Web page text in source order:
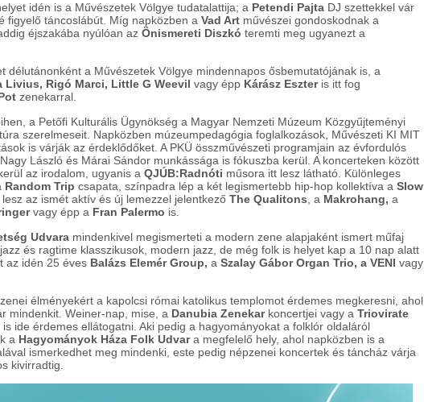
idén is a Művészetek Völgye tudatalattija; a Petendi Pajta DJ szettekkel vár
figyelő táncoslábút. Míg napközben a Vad Art művészei gondoskodnak a
éjszakába nyúlóan az Önismereti Diszkó teremti meg ugyanezt a
délutánonként a Művészetek Völgye mindennapos ősbemutatójának is, a
Livius, Rigó Marci, Little G Weevil vagy épp Kárász Eszteris itt fog
zenekarral.
a Petőfi Kulturális Ügynökség a Magyar Nemzeti Múzeum Közgyűjteményi
szerelmeseit. Napközben múzeumpedagógia foglalkozások, Művészeti KI MIT
is várják az érdeklődőket. A PKÜ összművészeti programjain az évfordulós
László és Márai Sándor munkássága is fókuszba kerül. A koncerteken között
az irodalom, ugyanis a QJÚB:Radnóti műsora itt lesz látható. Különleges
Random Trip csapata, színpadra lép a két legismertebb hip-hop kollektíva a Slow
lesz az ismét aktív és új lemezzel jelentkező The Qualitons, a Makrohang, a
vagy épp a Fran Palermo is.
Udvara mindenkivel megismerteti a modern zene alapjaként ismert műfaj
és ragtime klasszikusok, modern jazz, de még folk is helyet kap a 10 nap alatt
az idén 25 éves Balázs Elemér Group, a Szalay Gábor Organ Trio, a VENI vagy
élményekért a kapolcsi római katolikus templomot érdemes megkeresni, ahol
mindenkit. Weiner-nap, mise, a Danubia Zenekarkoncertjei vagy a Triovirate
is ide érdemes ellátogatni. Aki pedig a hagyományokat a folklór oldaláról
a Hagyományok Háza Folk Udvara megfelelő hely, ahol napközben is a
ismerkedhet meg mindenki, este pedig népzenei koncertek és táncház várja
kivirradtig.